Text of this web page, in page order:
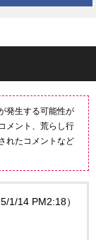
発生する可能性が
メント、荒らし行
れたコメントなど
1/14 PM2:18）